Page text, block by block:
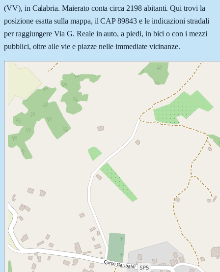
(VV), in Calabria. Maierato conta circa 2198 abitanti. Qui trovi la
posizione esatta sulla mappa, il CAP 89843 e le indicazioni stradali
per raggiungere Via G. Reale in auto, a piedi, in bici o con i mezzi
pubblici, oltre alle vie e piazze nelle immediate vicinanze.